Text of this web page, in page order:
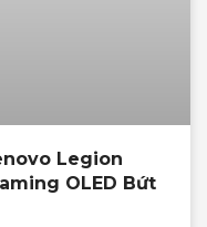
Legion
OLED Bứt